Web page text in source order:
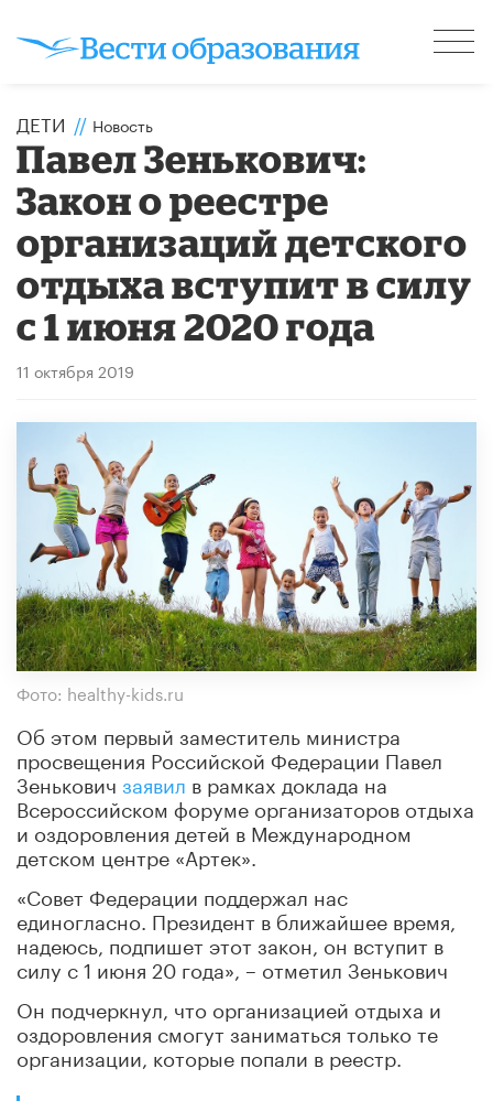
ДЕТИ // Новость
Павел Зенькович:
Закон о реестре
организаций детского
отдыха вступит в силу
с 1 июня 2020 года
11 октября 2019
Фото: healthy-kids.ru
Об этом первый заместитель министра
просвещения Российской Федерации Павел
Зенькович заявил в рамках доклада на
Всероссийском форуме организаторов отдыха
и оздоровления детей в Международном
детском центре «Артек».
«Совет Федерации поддержал нас
единогласно. Президент в ближайшее время,
надеюсь, подпишет этот закон, он вступит в
силу с 1 июня 20 года», – отметил Зенькович
Он подчеркнул, что организацией отдыха и
оздоровления смогут заниматься только те
организации, которые попали в реестр.